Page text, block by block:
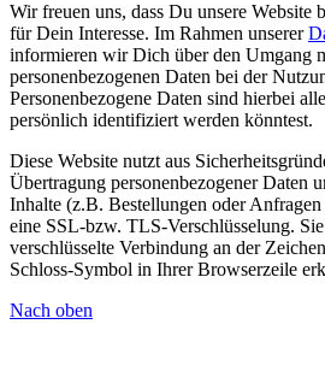
Wir freuen uns, dass Du unsere Website
für Dein Interesse. Im Rahmen unserer
informieren wir Dich über den Umgang
personenbezogenen Daten bei der
Personenbezogene Daten sind hierbei
persönlich identifiziert werden könntest.
Diese Website nutzt aus
Übertragung personenbezogener Daten
Inhalte (z.B. Bestellungen oder
eine SSL-bzw. TLS-Verschlüsselung.
verschlüsselte Verbindung an der
Schloss-Symbol in Ihrer Browserzeile
Nach oben